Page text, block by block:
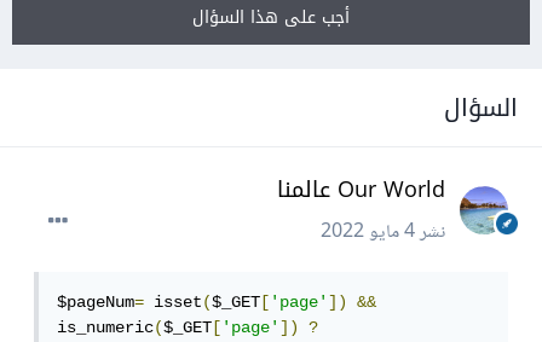
أجب على هذا السؤال
السؤال
Our World عالمنا
نشر4 مايو 2022
$pageNum= isset($_GET ['page'])
&&
is_numeric($_GET ['page'])
?